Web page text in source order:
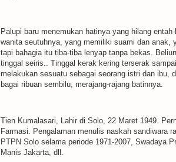
Palupi baru menemukan hatinya yang hilang
wanita seutuhnya, yang memiliki suami dan anak,
tapi bahagia itu tiba-tiba lenyap tanpa bekas.
tinggal seiris.. Tinggal kerak kering terserak
melakukan sesuatu sebagai seorang istri dan ibu,
bagai ribuan sembilu, merajang-rajang batinnya.
Tien Kumalasari, Lahir di Solo, 22 Maret 1949.
Farmasi. Pengalaman menulis naskah sandiwara
PTPN Solo selama periode 1971-2007, Swadaya
Manis Jakarta, dll.